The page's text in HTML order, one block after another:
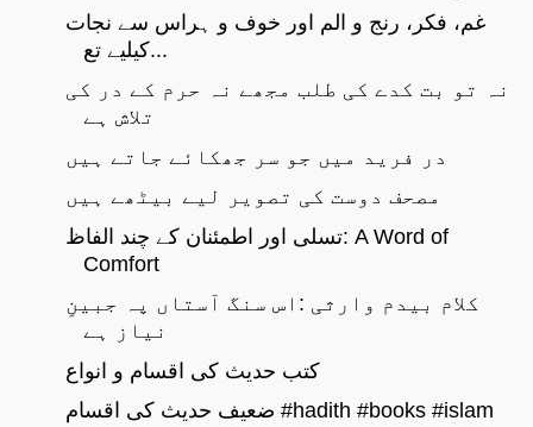
غم، فکر، رنج و الم اور خوف و ہراس سے نجات
کیلیے تع...
نہ تو بت کدے کی طلب مجھے نہ حرم کے در کی
تلاش ہے
در فرید میں جو سر جھکائے جاتے ہیں
مصحف دوست کی تصویر لیے بیٹھے ہیں
تسلی اور اطمئنان کے چند الفاظ: A Word of
Comfort
کلام بیدم وارثی :اس سنگ آستاں پہ جبینِ
نیاز ہے
کتب حدیث کی اقسام و انواع
ضعیف حدیث کی اقسام #hadith #books #islam